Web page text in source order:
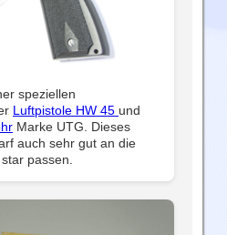
speziellen
Luftpistole HW 45 und
Marke UTG. Dieses
auch sehr gut an die
passen.